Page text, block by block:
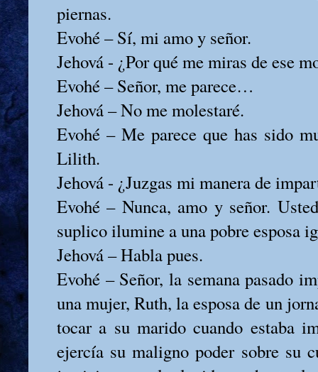
piernas.
Evohé – Sí, mi amo y señor.
Jehová - ¿Por qué me miras de ese
Evohé – Señor, me parece…
Jehová – No me molestaré.
Evohé – Me parece que has sido
Lilith.
Jehová - ¿Juzgas mi manera de
Evohé – Nunca, amo y señor.
suplico ilumine a una pobre esposa
Jehová – Habla pues.
Evohé – Señor, la semana pasado
una mujer, Ruth, la esposa de un
tocar a su marido cuando estaba
ejercía su maligno poder sobre su